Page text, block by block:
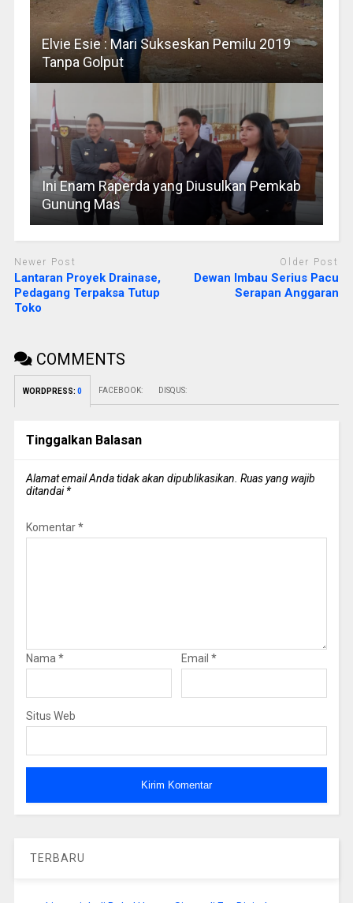
Elvie Esie : Mari Sukseskan Pemilu 2019
Tanpa Golput
Ini Enam Raperda yang Diusulkan Pemkab
Gunung Mas
Newer Post
Lantaran Proyek Drainase,
Pedagang Terpaksa Tutup
Toko
Older Post
Dewan Imbau Serius Pacu
Serapan Anggaran
COMMENTS
WORDPRESS: 0 FACEBOOK: DISQUS:
Tinggalkan Balasan
Alamat email Anda tidak akan dipublikasikan. Ruas yang wajib
ditandai*
Komentar*
Nama* Email *
Situs Web
TERBARU